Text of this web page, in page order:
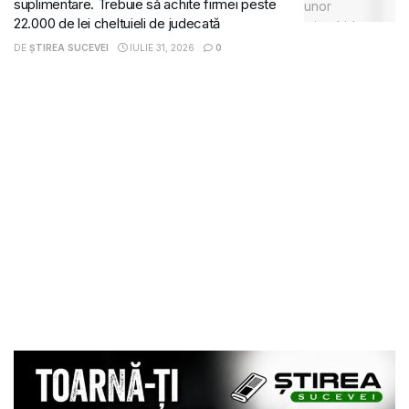
suplimentare. Trebuie să achite firmei peste
22.000 de lei cheltuieli de judecată
DE ȘTIREA SUCEVEI IULIE 31, 2026 0